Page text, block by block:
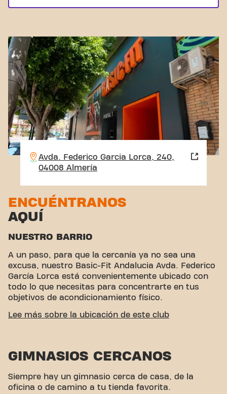
Avda. Federico Garcia Lorca, 240,
04008 Almería
ENCUÉNTRANOS
AQUÍ
NUESTRO BARRIO
A un paso, para que la cercanía ya no sea una
excusa, nuestro Basic-Fit Andalucia Avda. Federico
García Lorca está convenientemente ubicado con
todo lo que necesitas para concentrarte en tus
objetivos de acondicionamiento físico.
ACCESIBILIDAD FÁCIL
y relajarse. Con su fácil acceso, el gimnasio es una
visitantes.
Lee más sobre la ubicación de este club
GIMNASIOS CERCANOS
Siempre hay un gimnasio cerca de casa, de la
oficina o de camino a tu tienda favorita.